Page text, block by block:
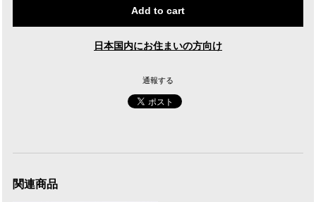
Add to cart
日本国内にお住まいの方向け
通報する
関連商品